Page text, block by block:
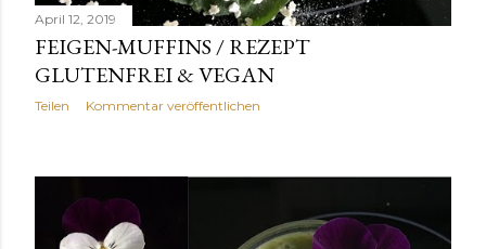
April 12, 2019
FEIGEN-MUFFINS / REZEPT
GLUTENFREI & VEGAN
Teilen Kommentar veröffentlichen